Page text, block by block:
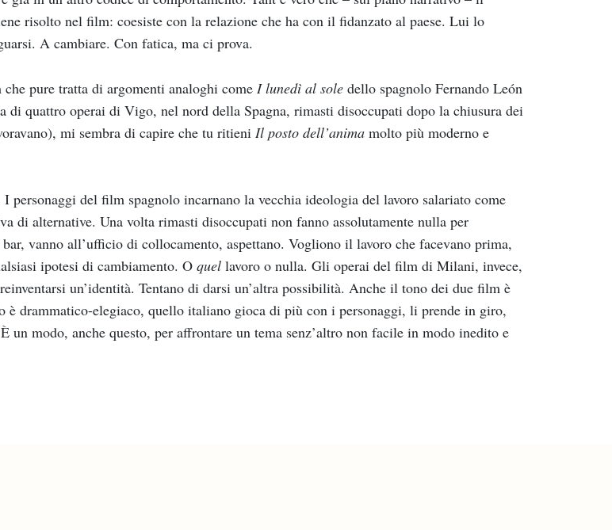
risolto nel film: coesiste con la relazione che ha con il fidanzato al paese. Lui lo
A cambiare. Con fatica, ma ci prova.
pure tratta di argomenti analoghi come I lunedì al sole dello spagnolo Fernando León
di quattro operai di Vigo, nel nord della Spagna, rimasti disoccupati dopo la chiusura dei
mi sembra di capire che tu ritieni Il posto dell’anima molto più moderno e
personaggi del film spagnolo incarnano la vecchia ideologia del lavoro salariato come
di alternative. Una volta rimasti disoccupati non fanno assolutamente nulla per
vanno all’ufficio di collocamento, aspettano. Vogliono il lavoro che facevano prima,
ipotesi di cambiamento. O quel lavoro o nulla. Gli operai del film di Milani, invece,
un’identità. Tentano di darsi un’altra possibilità. Anche il tono dei due film è
è drammatico-elegiaco, quello italiano gioca di più con i personaggi, li prende in giro,
un modo, anche questo, per affrontare un tema senz’altro non facile in modo inedito e